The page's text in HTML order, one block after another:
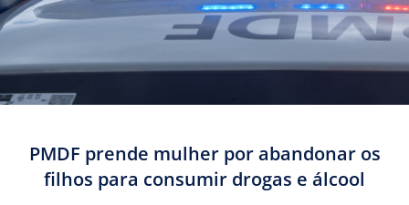
PMDF prende mulher por abandonar os
filhos para consumir drogas e álcool